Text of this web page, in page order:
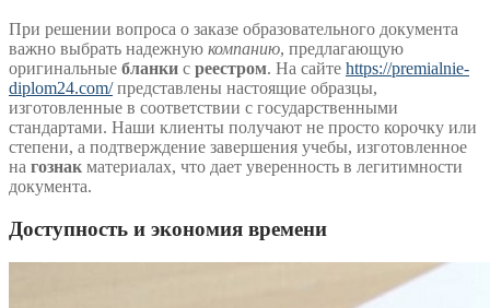
При решении вопроса о заказе образовательного документа
важно выбрать надежную компанию, предлагающую
оригинальные бланки с реестром. На сайте https://premialnie-
diplom24.com/представлены настоящие образцы,
изготовленные в соответствии с государственными
стандартами. Наши клиенты получают не просто корочку или
степени, а подтверждение завершения учебы, изготовленное
на гознак материалах, что дает уверенность в легитимности
документа.
Доступность и экономия времени